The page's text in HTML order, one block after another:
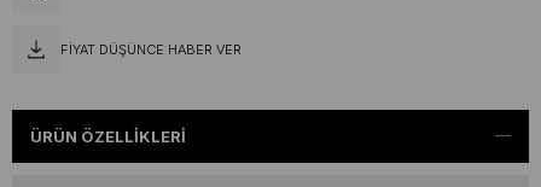
FIYAT DÜŞÜNCE HABER VER
ÜRÜN ÖZELLIKLERI